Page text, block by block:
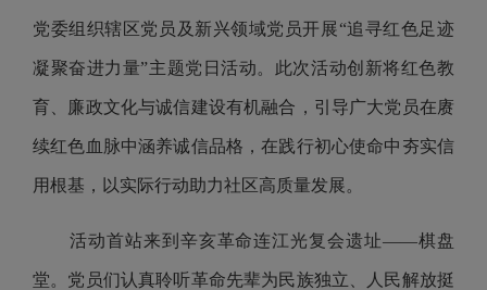
党委组织辖区党员及新兴领域党员开展“追寻红色足迹
凝聚奋进力量”主题党日活动。此次活动创新将红色教
育、廉政文化与诚信建设有机融合，引导广大党员在赓
续红色血脉中涵养诚信品格，在践行初心使命中夯实信
用根基，以实际行动助力社区高质量发展。
活动首站来到辛亥革命连江光复会遗址——棋盘
堂。党员们认真聆听革命先辈为民族独立、人民解放挺